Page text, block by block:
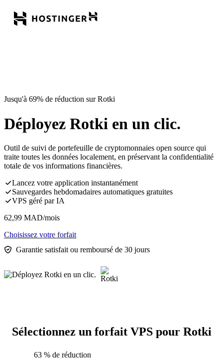
Jusqu'à 69% de réduction sur Rotki
Déployez Rotki en un clic.
Outil de suivi de portefeuille de cryptomonnaies open source qui
traite toutes les données localement, en préservant la confidentialité
totale de vos informations financières.
Lancez votre application instantanément
Sauvegardes hebdomadaires automatiques gratuites
VPS géré par IA
62,99 MAD/mois
Choisissez votre forfait
Garantie satisfait ou remboursé de 30 jours
Sélectionnez un forfait VPS pour Rotki
63 % de réduction